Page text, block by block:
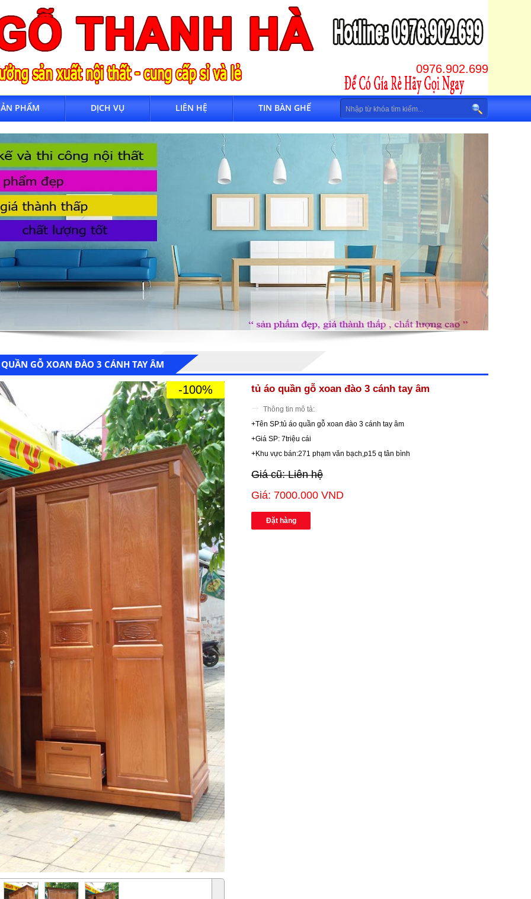
0976.902.699
PHẨM DỊCH VỤ LIÊN HỆ TIN BÀN GHẾ
GỖ XOAN ĐÀO 3 CÁNH TAY ÂM
-100% tủ áo quần gỗ xoan đào 3 cánh tay âm
Thông tin mô tả:
+Tên SP:tủ áo quần gỗ xoan đào 3 cánh tay âm
+Giá SP: 7triệu cái
+Khu vực bán:271 phạm văn bạch,p15 q tân bình
Giá cũ: Liên hệ
Giá: 7000.000 VND
Đặt hàng